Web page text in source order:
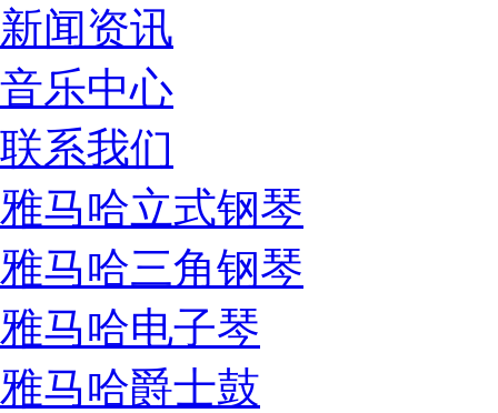
新闻资讯
音乐中心
联系我们
雅马哈立式钢琴
雅马哈三角钢琴
雅马哈电子琴
雅马哈爵士鼓